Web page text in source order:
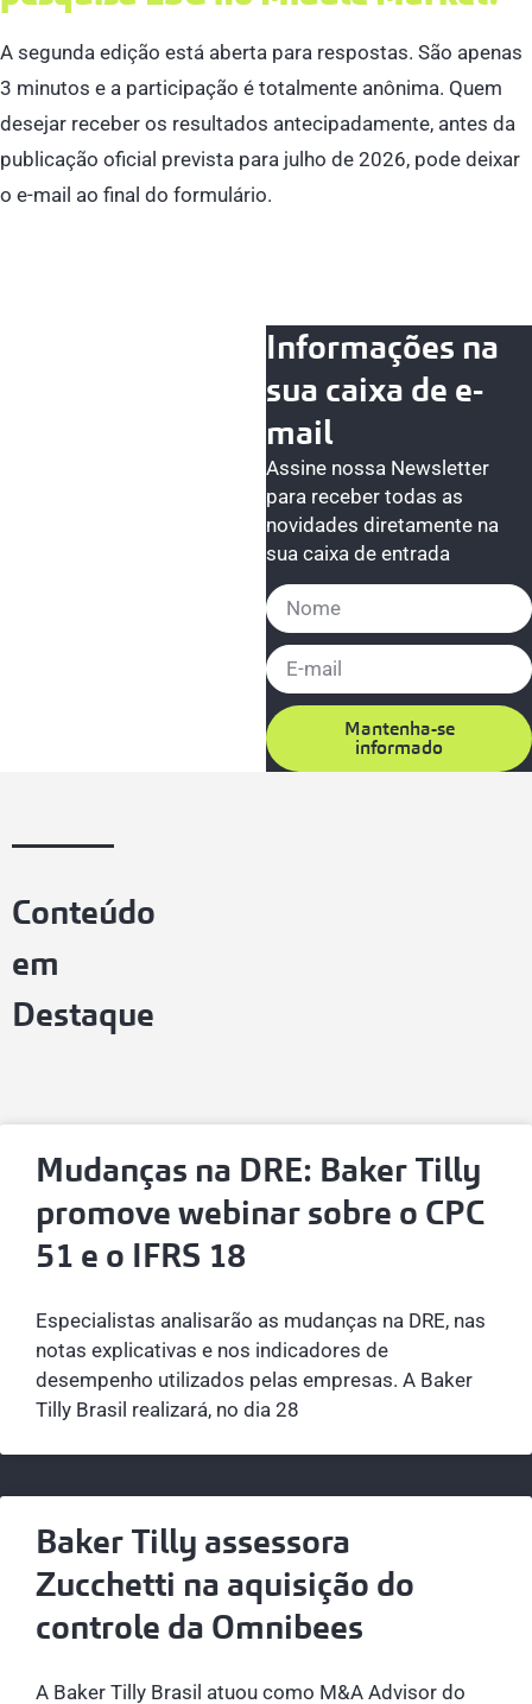
A segunda edição está aberta para respostas. São apenas
3 minutos e a participação é totalmente anônima. Quem
desejar receber os resultados antecipadamente, antes da
publicação oficial prevista para julho de 2026, pode deixar
o e-mail ao final do formulário.
Informações na
sua caixa de e-
mail
Assine nossa Newsletter
para receber todas as
novidades diretamente na
sua caixa de entrada
Mantenha-se
informado
Conteúdo
em
Destaque
Mudanças na DRE: Baker Tilly
promove webinar sobre o CPC
51 e o IFRS 18
Especialistas analisarão as mudanças na DRE, nas
notas explicativas e nos indicadores de
desempenho utilizados pelas empresas. A Baker
Tilly Brasil realizará, no dia 28
Baker Tilly assessora
Zucchetti na aquisição do
controle da Omnibees
A Baker Tilly Brasil atuou como M&A Advisor do